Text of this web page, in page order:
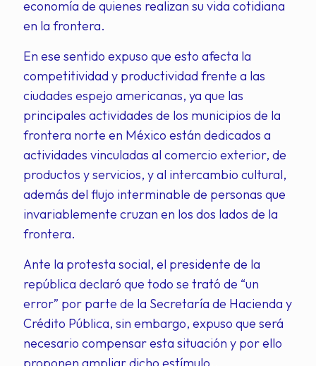
economía de quienes realizan su vida cotidiana
en la frontera.
En ese sentido expuso que esto afecta la
competitividad y productividad frente a las
ciudades espejo americanas, ya que las
principales actividades de los municipios de la
frontera norte en México están dedicados a
actividades vinculadas al comercio exterior, de
productos y servicios, y al intercambio cultural,
además del flujo interminable de personas que
invariablemente cruzan en los dos lados de la
frontera.
Ante la protesta social, el presidente de la
república declaró que todo se trató de “un
error” por parte de la Secretaría de Hacienda y
Crédito Pública, sin embargo, expuso que será
necesario compensar esta situación y por ello